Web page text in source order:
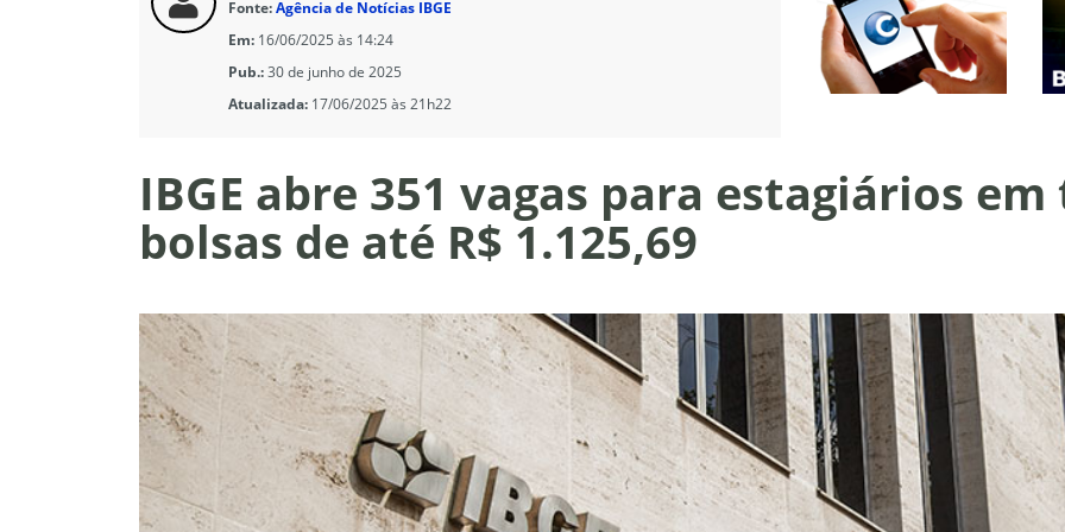
Fonte:Agência de Notícias IBGE
Em: 16/06/2025 às 14:24
Pub.:30 de junho de 2025
Atualizada: 17/06/2025 às 21h22
IBGE abre 351 vagas para estagiários
bolsas de até R$ 1.125,69